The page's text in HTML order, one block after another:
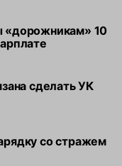
«дорожникам» 10
сделать УК
со стражем